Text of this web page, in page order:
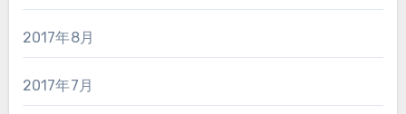
2017年8月
2017年7月